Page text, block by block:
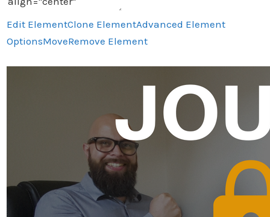
Edit ElementClone ElementAdvanced Element
OptionsMoveRemove Element